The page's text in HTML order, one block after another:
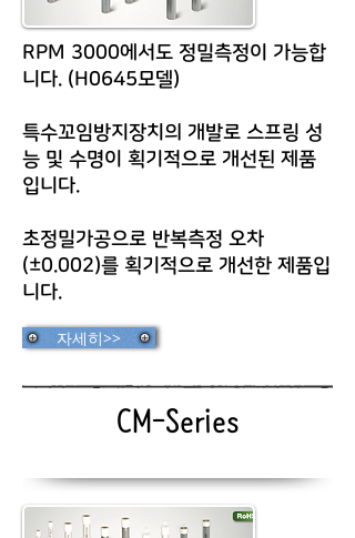
RPM 3000에서도 정밀측정이 가능합
니다. (H0645모델)
특수꼬임방지장치의 개발로 스프링 성
능 및 수명이 획기적으로 개선된 제품
입니다.
초정밀가공으로 반복측정 오차
(±0.002)를 획기적으로 개선한 제품입
니다.
자세히>>
CM-Series